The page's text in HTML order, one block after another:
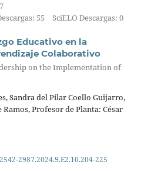
55 SciELO Descargas: 0
Educativo en la
Colaborativo
on the Implementation of
Sandra del Pilar Coello Guijarro,
Profesor de Planta: César
2987.2024.9.E2.10.204-225